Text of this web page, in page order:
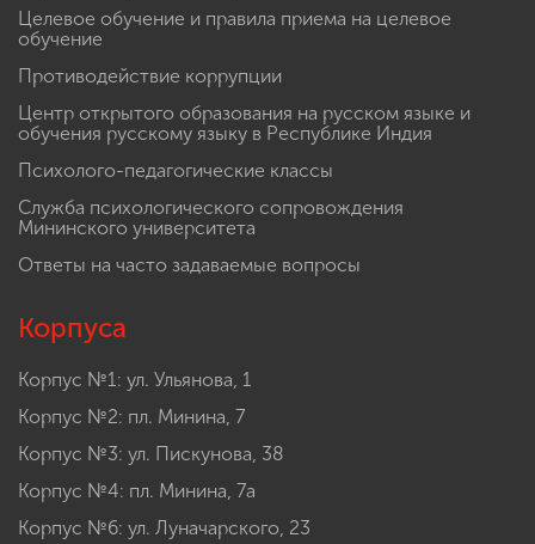
Целевое обучение и правила приема на целевое
обучение
Противодействие коррупции
Центр открытого образования на русском языке и
обучения русскому языку в Республике Индия
Психолого-педагогические классы
Служба психологического сопровождения
Мининского университета
Ответы на часто задаваемые вопросы
Корпуса
Корпус №1: ул. Ульянова, 1
Корпус №2: пл. Минина, 7
Корпус №3: ул. Пискунова, 38
Корпус №4: пл. Минина, 7а
Корпус №6: ул. Луначарского, 23